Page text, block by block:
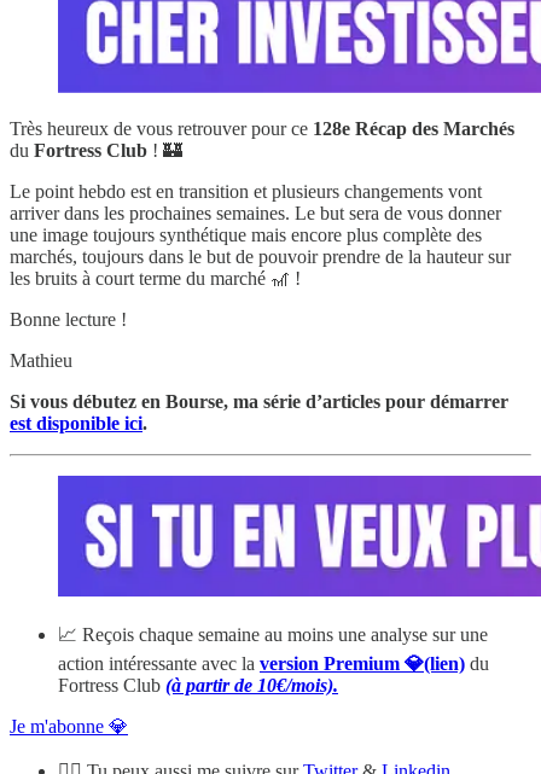
Très heureux de vous retrouver pour ce 128e Récap des Marchés
du Fortress Club ! 🏰
Le point hebdo est en transition et plusieurs changements vont
arriver dans les prochaines semaines. Le but sera de vous donner
une image toujours synthétique mais encore plus complète des
marchés, toujours dans le but de pouvoir prendre de la hauteur sur
les bruits à court terme du marché 🎢 !
Bonne lecture !
Mathieu
Si vous débutez en Bourse, ma série d’articles pour démarrer
est disponible ici.
📈 Reçois chaque semaine au moins une analyse sur une
action intéressante avec la version Premium 💎(lien) du
Fortress Club (à partir de 10€/mois).
Je m'abonne 💎